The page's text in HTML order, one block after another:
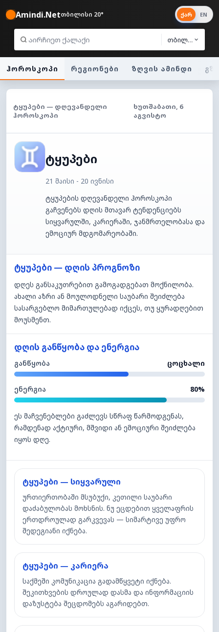
Amindi.Netთბილისი 20°
თბილისი
ქარ EN
ჰოროსკოპი რეგიონები ზღვის ამინდი
ᲢᲧᲣᲞᲔᲑᲘ — ᲓᲦᲔᲕᲐᲜᲓᲔᲚᲘ
ᲰᲝᲠᲝᲡᲙᲝᲞᲘ
ᲮᲣᲗᲨᲐᲑᲐᲗᲘ, 6
ᲐᲒᲕᲘᲡᲢᲝ
ტყუპები
21 მაისი - 20 ივნისი
ტყუპების დღევანდელი ჰოროსკოპი
გაჩვენებს დღის მთავარ ტენდენციებს
სიყვარულში, კარიერაში, ჯანმრთელობასა და
ემოციურ მდგომარეობაში.
ტყუპები — დღის პროგნოზი
დღეს განსაკუთრებით გამოგადგებათ მოქნილობა.
ახალი აზრი ან მოულოდნელი საუბარი შეიძლება
სასარგებლო მიმართულებად იქცეს, თუ ყურადღებით
მოუსმენთ.
დღის განწყობა და ენერგია
განწყობა ცოცხალი
ენერგია 80%
ეს მაჩვენებლები გაძლევს სწრაფ წარმოდგენას,
რამდენად აქტიური, მშვიდი ან ემოციური შეიძლება
იყოს დღე.
ტყუპები — სიყვარული
ურთიერთობაში მსუბუქი, კეთილი საუბარი
დაძაბულობას მოხსნის. ნუ ეცდებით ყველაფრის
ერთდროულად გარკვევას — სიმარტივე უფრო
შედეგიანი იქნება.
ტყუპები — კარიერა
საქმეში კომუნიკაცია გადამწყვეტი იქნება.
შეკითხვების დროულად დასმა და ინფორმაციის
დაზუსტება შეცდომებს აგარიდებთ.